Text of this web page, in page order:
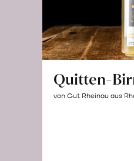
Quitten-
von Gut Rheinau aus